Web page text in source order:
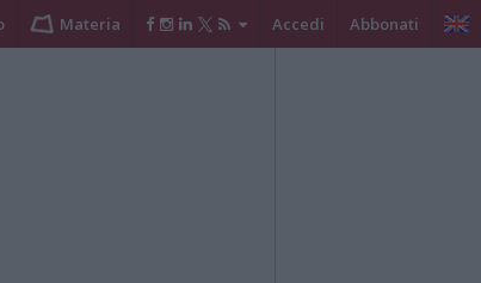
Materia Accedi Abbonati